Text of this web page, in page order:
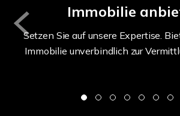
Immobilie
Setzen Sie auf unsere Expertise.
Immobilie unverbindlich zur